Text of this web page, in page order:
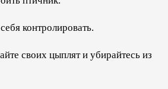
контролировать.
своих цыплят и убирайтесь из